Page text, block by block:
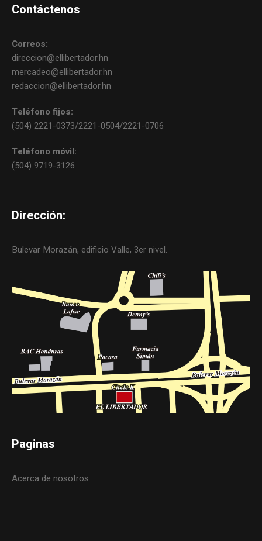
Contáctenos
Correos:
direccion@ellibertador.hn
mercadeo@ellibertador.hn
redaccion@ellibertador.hn
Teléfono fijos:
(504) 2221-0373/2221-0504/2221-0706
Teléfono móvil:
(504) 9719-3126
Dirección:
Bulevar Morazán, edificio Valle, 3er nivel.
Paginas
Acerca de nosotros